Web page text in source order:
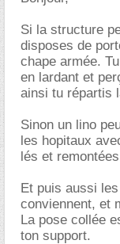
Si la structure
disposes de
chape armée.
en lardant et
ainsi tu répartis
Sinon un lino
les hopitaux
lés et
Et puis aussi
conviennent, et
La pose collée
ton support.